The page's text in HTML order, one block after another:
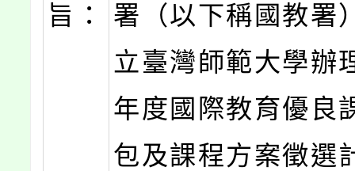
旨：
署（以下稱國教署
立臺灣師範大學辦
年度國際教育優良
包及課程方案徵選